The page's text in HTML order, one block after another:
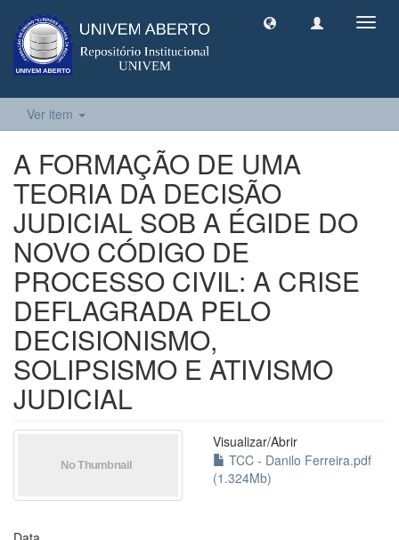
Ver item
A FORMAÇÃO DE UMA
TEORIA DA DECISÃO
JUDICIAL SOB A ÉGIDE DO
NOVO CÓDIGO DE
PROCESSO CIVIL: A CRISE
DEFLAGRADA PELO
DECISIONISMO,
SOLIPSISMO E ATIVISMO
JUDICIAL
Visualizar/Abrir
TCC - Danilo Ferreira.pdf
(1.324Mb)